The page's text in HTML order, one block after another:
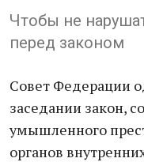
Чтобы не
перед законом
Совет Федерации
заседании закон,
умышленного
органов